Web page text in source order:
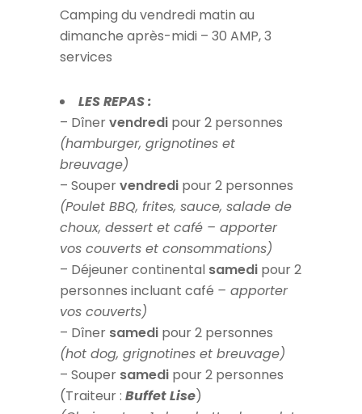
Camping du vendredi matin au
dimanche après-midi – 30 AMP, 3
services
LES REPAS :
– Dînervendredi pour 2 personnes
(hamburger, grignotines et
breuvage)
– Soupervendredi pour 2 personnes
(Poulet BBQ, frites, sauce, salade de
choux, dessert et café – apporter
vos couverts et consommations)
– Déjeuner continental samedi pour 2
personnes incluant café – apporter
vos couverts)
– Dîner samedi pour 2 personnes
(hot dog, grignotines et breuvage)
– Souper samedi pour 2 personnes
(Traiteur : Buffet Lise)